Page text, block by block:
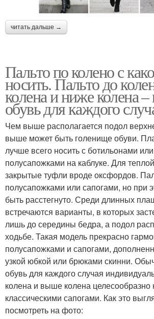
читать дальше →
Пальто по колено с
носить. Пальто до
колена и ниже колена
обувь для каждого
Чем выше располагается подол
выше может быть голенище обуви.
лучше всего носить с ботильонами
полусапожками на каблуке. Для
закрытые туфли вроде оксфордов.
полусапожками или сапогами, но при
быть расстегнуто. Среди длинных
встречаются варианты, в которых
лишь до середины бедра, а подол
ходьбе. Такая модель прекрасно
полусапожками и сапогами,
узкой юбкой или брюками скинни.
обувь для каждого случая
колена и выше колена целесообразно
классическими сапогами. Как это
посмотреть на фото: